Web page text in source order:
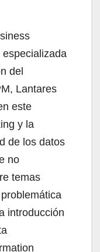
del
Lantares
este
y la
de los datos
no
temas
introducción